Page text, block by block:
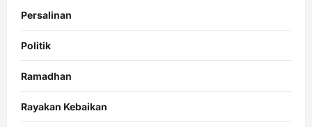
Persalinan
Politik
Ramadhan
Rayakan Kebaikan